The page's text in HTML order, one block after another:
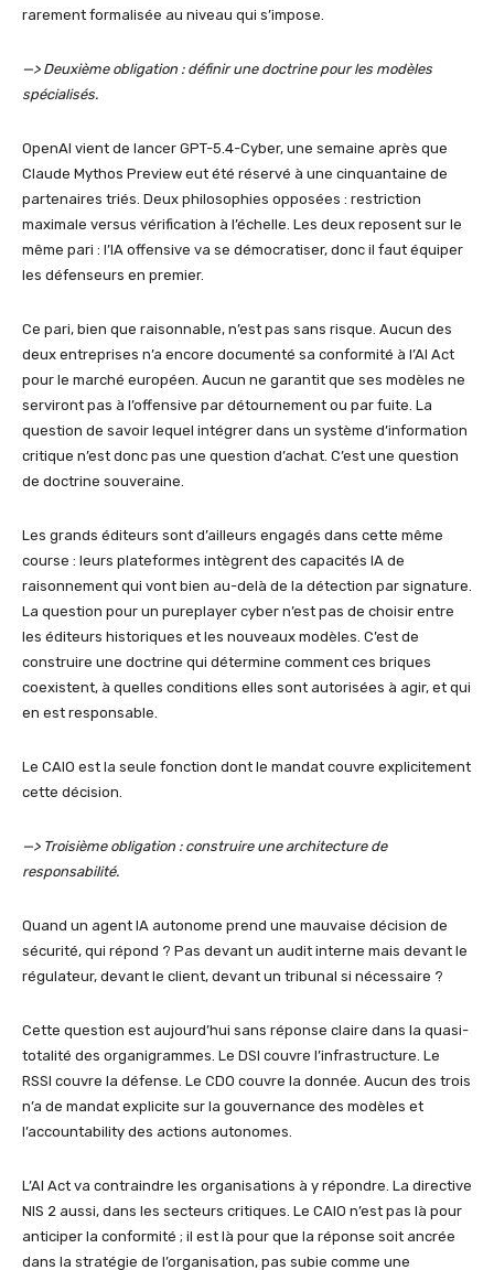
rarement formalisée au niveau qui s’impose.
—> Deuxième obligation : définir une doctrine pour les modèles
spécialisés.
OpenAI vient de lancer GPT-5.4-Cyber, une semaine après que
Claude Mythos Preview eut été réservé à une cinquantaine de
partenaires triés. Deux philosophies opposées : restriction
maximale versus vérification à l’échelle. Les deux reposent sur le
même pari : l’IA offensive va se démocratiser, donc il faut équiper
les défenseurs en premier.
Ce pari, bien que raisonnable, n’est pas sans risque. Aucun des
deux entreprises n’a encore documenté sa conformité à l’AI Act
pour le marché européen. Aucun ne garantit que ses modèles ne
serviront pas à l’offensive par détournement ou par fuite. La
question de savoir lequel intégrer dans un système d’information
critique n’est donc pas une question d’achat. C’est une question
de doctrine souveraine.
Les grands éditeurs sont d’ailleurs engagés dans cette même
course : leurs plateformes intègrent des capacités IA de
raisonnement qui vont bien au-delà de la détection par signature.
La question pour un pureplayer cyber n’est pas de choisir entre
les éditeurs historiques et les nouveaux modèles. C’est de
construire une doctrine qui détermine comment ces briques
coexistent, à quelles conditions elles sont autorisées à agir, et qui
en est responsable.
Le CAIO est la seule fonction dont le mandat couvre explicitement
cette décision.
—> Troisième obligation : construire une architecture de
responsabilité.
Quand un agent IA autonome prend une mauvaise décision de
sécurité, qui répond ? Pas devant un audit interne mais devant le
régulateur, devant le client, devant un tribunal si nécessaire ?
Cette question est aujourd’hui sans réponse claire dans la quasi-
totalité des organigrammes. Le DSI couvre l’infrastructure. Le
RSSI couvre la défense. Le CDO couvre la donnée. Aucun des trois
n’a de mandat explicite sur la gouvernance des modèles et
l’accountability des actions autonomes.
L’AI Act va contraindre les organisations à y répondre. La directive
NIS 2 aussi, dans les secteurs critiques. Le CAIO n’est pas là pour
anticiper la conformité ; il est là pour que la réponse soit ancrée
dans la stratégie de l’organisation, pas subie comme une